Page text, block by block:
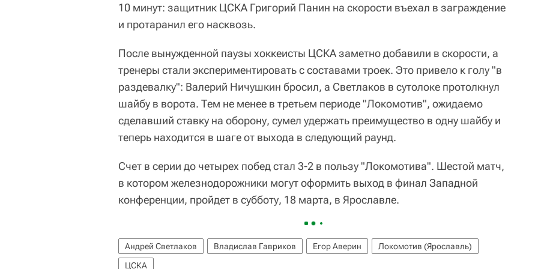
10 минут: защитник ЦСКА Григорий Панин на скорости въехал в заграждение
и протаранил его насквозь.
После вынужденной паузы хоккеисты ЦСКА заметно добавили в скорости, а
тренеры стали экспериментировать с составами троек. Это привело к голу "в
раздевалку": Валерий Ничушкин бросил, а Светлаков в сутолоке протолкнул
шайбу в ворота. Тем не менее в третьем периоде "Локомотив", ожидаемо
сделавший ставку на оборону, сумел удержать преимущество в одну шайбу и
теперь находится в шаге от выхода в следующий раунд.
Счет в серии до четырех побед стал 3-2 в пользу "Локомотива". Шестой матч,
в котором железнодорожники могут оформить выход в финал Западной
конференции, пройдет в субботу, 18 марта, в Ярославле.
Андрей Светлаков Владислав Гавриков Егор Аверин
Локомотив (Ярославль)
ЦСКА